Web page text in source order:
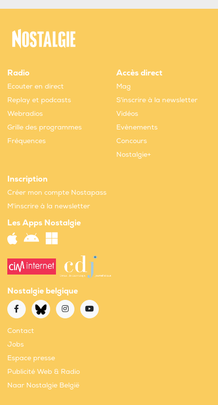
Radio
Ecouter en direct
Replay et podcasts
Webradios
Grille des programmes
Fréquences
Accès direct
Mag
S'inscrire à la newsletter
Vidéos
Evènements
Concours
Nostalgie+
Inscription
Créer mon compte Nostapass
M'inscrire à la newsletter
Les Apps Nostalgie
Nostalgie belgique
Contact
Jobs
Espace presse
Publicité Web & Radio
Naar Nostalgie België